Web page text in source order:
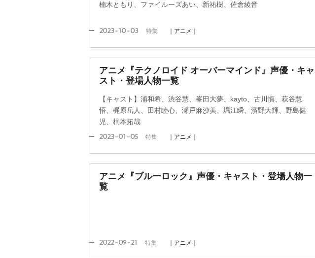
楠木ともり、ファイルーズあい、新祐樹、佐倉綾音
2023-10-03 特集 ｜アニメ｜
アニメ『テクノロイド オーバーマインド』声優・キャ
スト・登場人物一覧
【キャスト】浦和希、渋谷慧、峯田大夢、kayto、古川慎、萩谷慧
悟、梶原岳人、田村睦心、瀬戸麻沙美、堀江瞬、濱野大輝、野島健
児、桐本拓哉
2023-01-05 特集 ｜アニメ｜
アニメ『ブルーロック』声優・キャスト・登場人物一
覧
2022-09-21 特集 ｜アニメ｜